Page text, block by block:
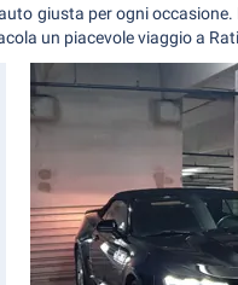
giusta per ogni
un piacevole viaggio a